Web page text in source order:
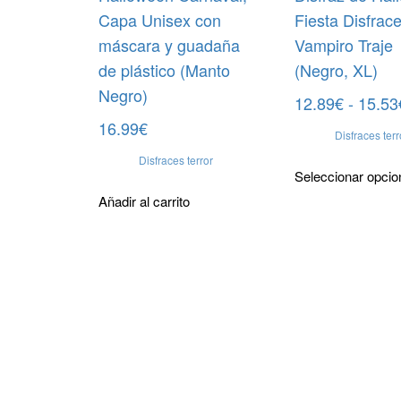
Capa Unisex con
máscara y guadaña
de plástico (Manto
Negro)
16.99€
Disfraces terror
Añadir al carrito
Fiesta
Vampiro Traje
(Negro, XL)
12.89€- 15.53
Disfraces
Seleccionar